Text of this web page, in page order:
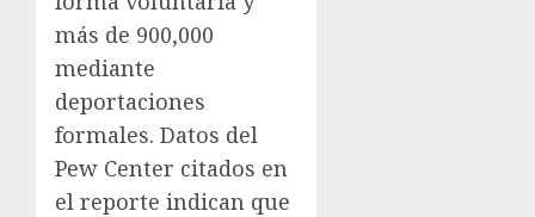
más de 900,000
mediante
deportaciones
formales. Datos del
Pew Center citados en
el reporte indican que